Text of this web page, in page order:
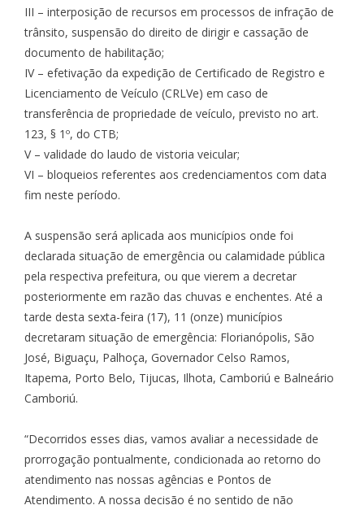
III – interposição de recursos em processos de infração de
trânsito, suspensão do direito de dirigir e cassação de
documento de habilitação;
IV – efetivação da expedição de Certificado de Registro e
Licenciamento de Veículo (CRLVe) em caso de
transferência de propriedade de veículo, previsto no art.
123, § 1º, do CTB;
V – validade do laudo de vistoria veicular;
VI – bloqueios referentes aos credenciamentos com data
fim neste período.
A suspensão será aplicada aos municípios onde foi
declarada situação de emergência ou calamidade pública
pela respectiva prefeitura, ou que vierem a decretar
posteriormente em razão das chuvas e enchentes. Até a
tarde desta sexta-feira (17), 11 (onze) municípios
decretaram situação de emergência: Florianópolis, São
José, Biguaçu, Palhoça, Governador Celso Ramos,
Itapema, Porto Belo, Tijucas, Ilhota, Camboriú e Balneário
Camboriú.
“Decorridos esses dias, vamos avaliar a necessidade de
prorrogação pontualmente, condicionada ao retorno do
atendimento nas nossas agências e Pontos de
Atendimento. A nossa decisão é no sentido de não